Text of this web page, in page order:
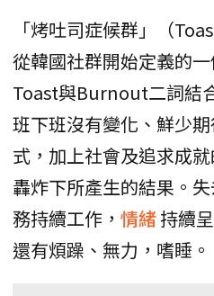
「烤吐司症候群」（
從韓國社群開始定義的
Toast與Burnout二詞結
班下班沒有變化、鮮少
式，加上社會及追求成
轟炸下所產生的結果。
務持續工作， 情緒持續
還有煩躁、無力，嗜睡。